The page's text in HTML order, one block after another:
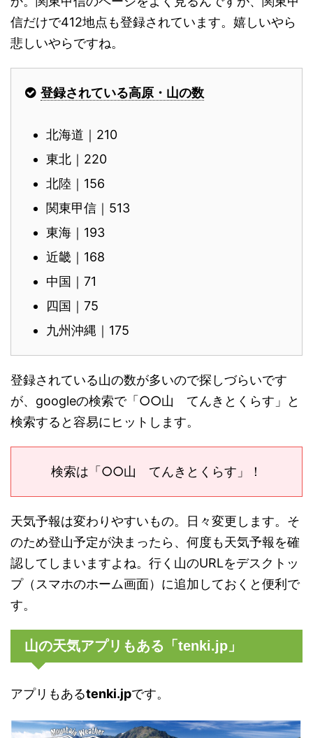
信だけで412地点も登録されています。嬉しいやら
悲しいやらですね。
登録されている高原・山の数
北海道｜210
東北｜220
北陸｜156
関東甲信｜513
東海｜193
近畿｜168
中国｜71
四国｜75
九州沖縄｜175
登録されている山の数が多いので探しづらいです
が、googleの検索で「○○山 てんきとくらす」と
検索すると容易にヒットします。
検索は「○○山 てんきとくらす」！
天気予報は変わりやすいもの。日々変更します。そ
のため登山予定が決まったら、何度も天気予報を確
認してしまいますよね。行く山のURLをデスクトッ
プ（スマホのホーム画面）に追加しておくと便利で
す。
山の天気アプリもある「tenki.jp」
アプリもあるtenki.jpです。